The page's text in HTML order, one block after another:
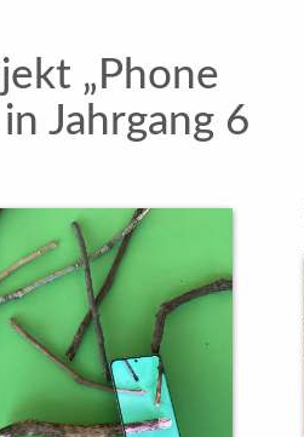
„Phone
in Jahrgang 6